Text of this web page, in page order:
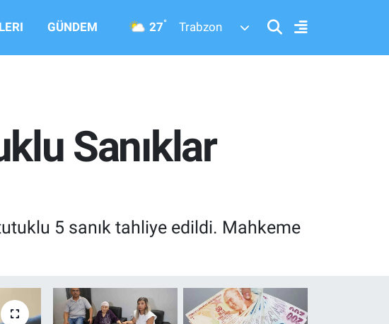
GÜNDEM 27° Trabzon
Sanıklar
5 sanık tahliye edildi. Mahkeme